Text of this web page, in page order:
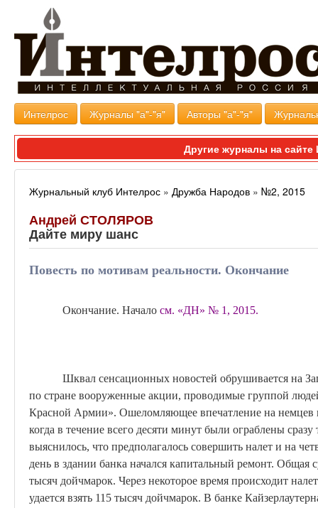
Интелрос Журналы "а"-"я" Авторы "а"-"я"
Другие журналы на
Журнальный клуб Интелрос » Дружба Народов » №2, 2015
Андрей СТОЛЯРОВ
Дайте миру шанс
Повесть по мотивам реальности. Окончание
Окончание. Началосм. «ДН» № 1, 2015.
Шквал сенсационных новостей обрушивается на
по стране вооруженные акции, проводимые группой
Красной Армии». Ошеломляющее впечатление на немцев
когда в течение всего десяти минут были ограблены
выяснилось, что предполагалось совершить налет и на
день в здании банка начался капитальный ремонт. Общая
тысяч дойчмарок. Через некоторое время происходит
удается взять 115 тысяч дойчмарок. В банке